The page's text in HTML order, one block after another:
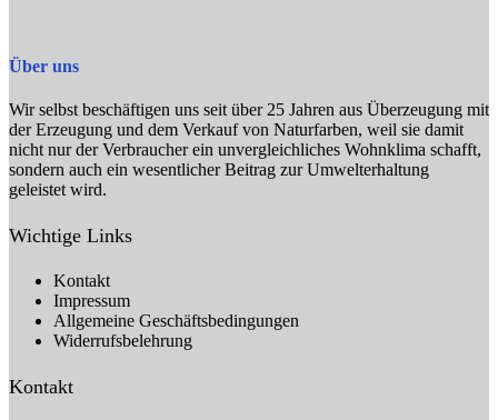
Über uns
Wir selbst beschäftigen uns seit über 25 Jahren aus Überzeugung mit
der Erzeugung und dem Verkauf von Naturfarben, weil sie damit
nicht nur der Verbraucher ein unvergleichliches Wohnklima schafft,
sondern auch ein wesentlicher Beitrag zur Umwelterhaltung
geleistet wird.
Wichtige Links
Kontakt
Impressum
Allgemeine Geschäftsbedingungen
Widerrufsbelehrung
Kontakt